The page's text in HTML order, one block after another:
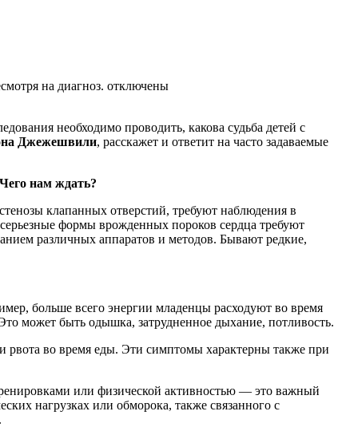
на диагноз. отключены
необходимо проводить, какова судьба детей с
Джежешвили, расскажет и ответит на часто задаваемые
нам ждать?
клапанных отверстий, требуют наблюдения в
формы врожденных пороков сердца требуют
различных аппаратов и методов. Бывают редкие,
больше всего энергии младенцы расходуют во время
может быть одышка, затрудненное дыхание, потливость.
рвота во время еды. Эти симптомы характерны также при
или физической активностью — это важный
нагрузках или обморока, также связанного с